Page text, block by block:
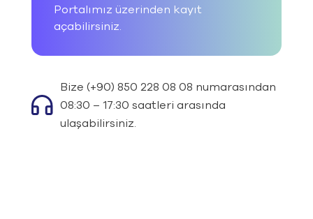
Portalımız üzerinden kayıt
açabilirsiniz.
Bize (+90) 850 228 08 08 numarasından
08:30 – 17:30 saatleri arasında
ulaşabilirsiniz.